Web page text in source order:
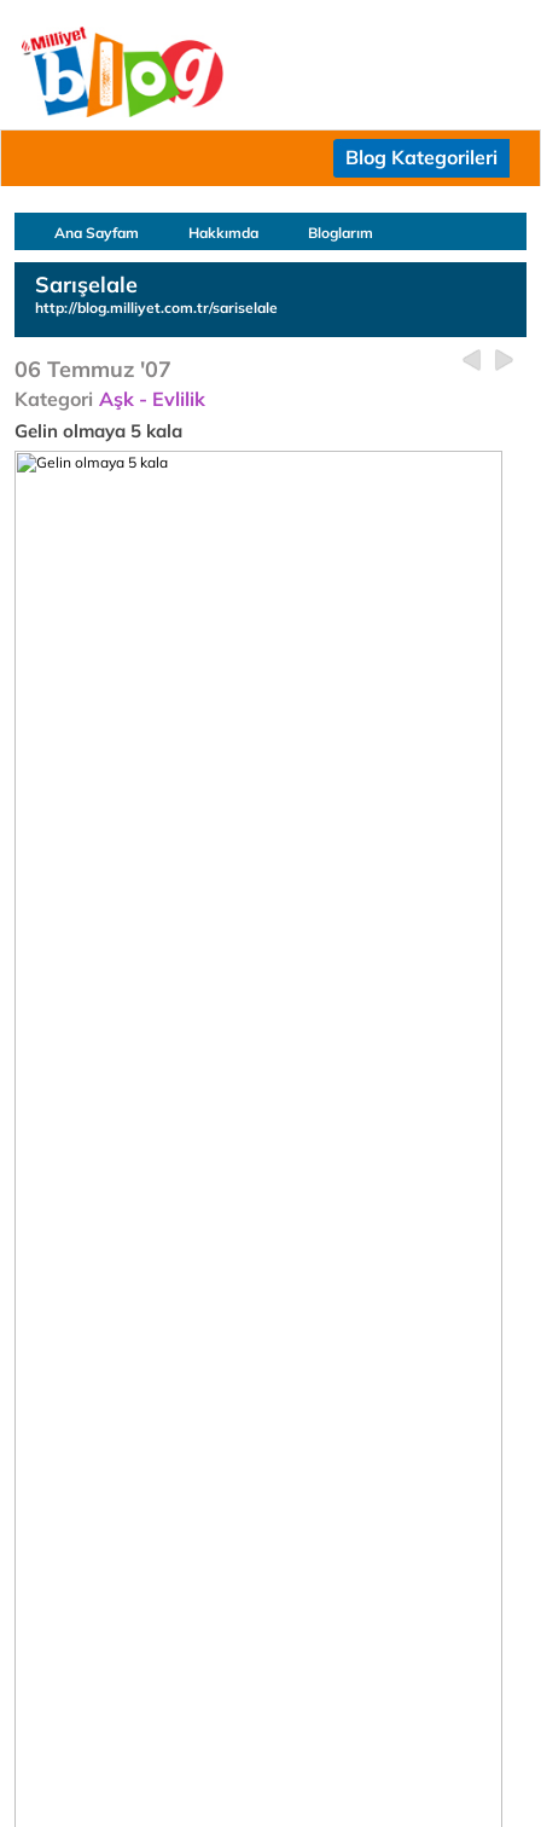
Blog Kategorileri
Ana Sayfam Hakkımda Bloglarım
Sarışelale
http://blog.milliyet.com.tr/sariselale
06 Temmuz '07
Kategori Aşk - Evlilik
Gelin olmaya 5 kala